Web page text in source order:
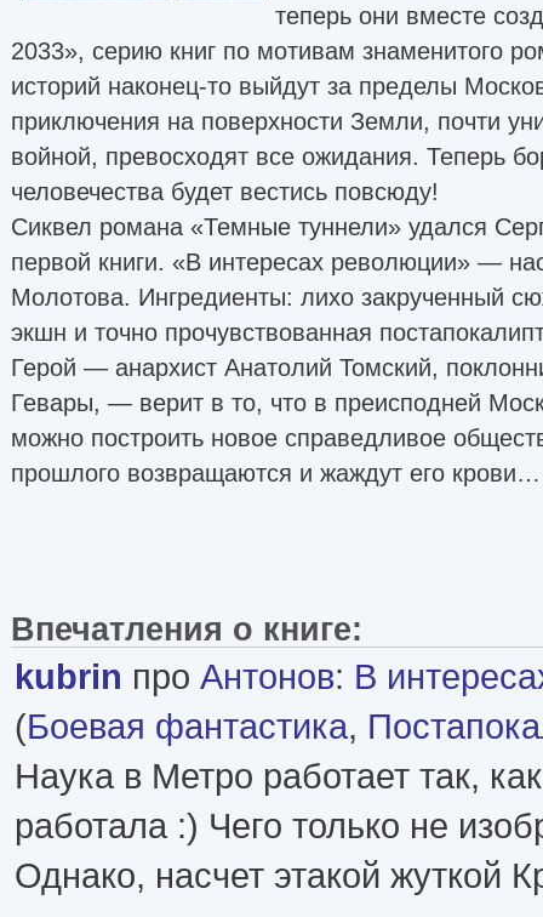
теперь они вместе
2033», серию книг по мотивам знаменитого
историй наконец-то выйдут за пределы
приключения на поверхности Земли, почти
войной, превосходят все ожидания. Теперь
человечества будет вестись повсюду!
Сиквел романа «Темные туннели» удался
первой книги. «В интересах революции» —
Молотова. Ингредиенты: лихо закрученный
экшн и точно прочувствованная
Герой — анархист Анатолий Томский,
Гевары, — верит в то, что в преисподней
можно построить новое справедливое
прошлого возвращаются и жаждут его крови…
Впечатления о книге:
kubrin про Антонов: В
(Боевая фантастика,
Наука в Метро работает так,
работала :) Чего только не
Однако, насчет этакой жуткой